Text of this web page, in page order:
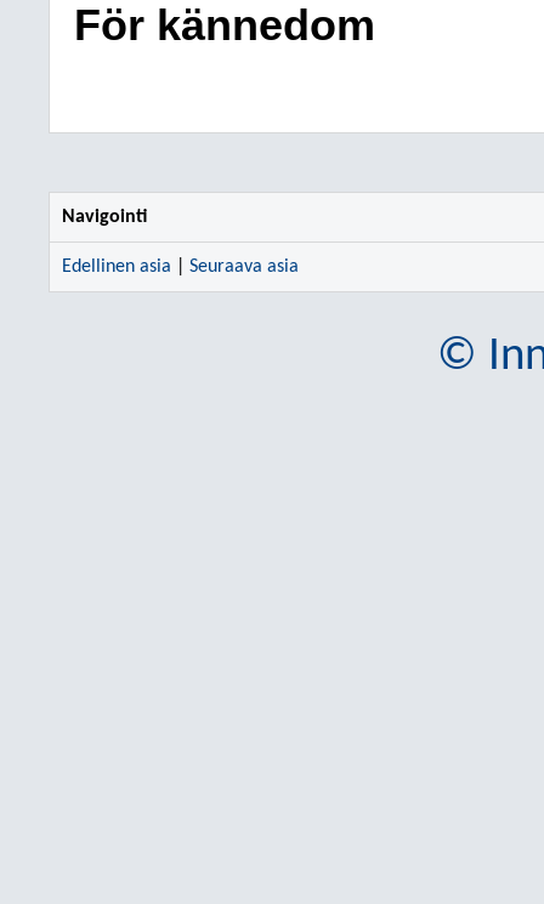
För kännedom
Navigointi
Edellinen asia Seuraava asia
©